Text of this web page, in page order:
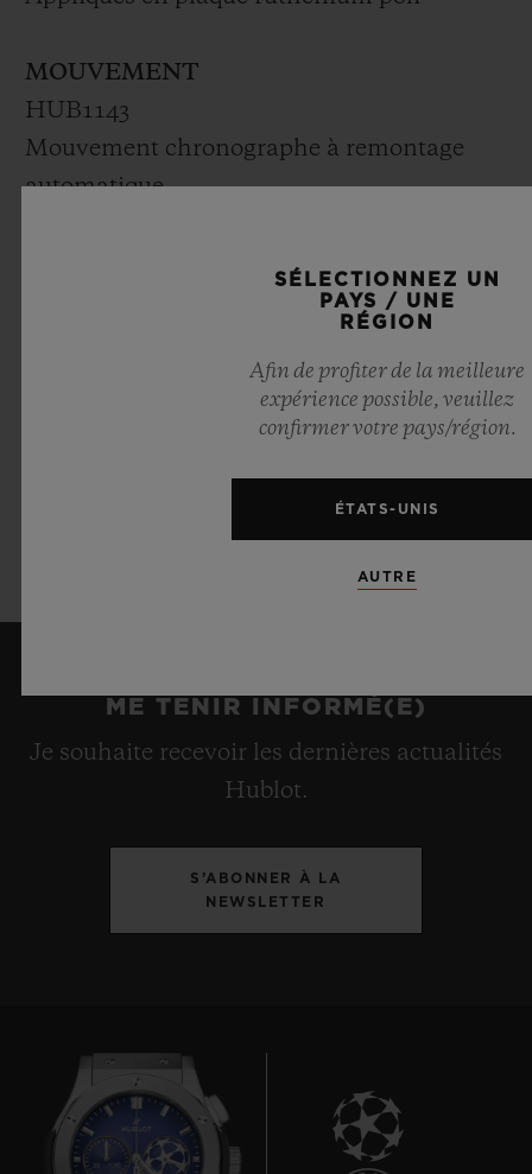
MOUVEMENT
HUB1143
Mouvement chronographe à remontage
automatique
Réserve de marche : 42 heures
BRACELET ET BOUCLE
ME TENIR INFORMÉ(E)
Je souhaite recevoir les dernières actualités
Hublot.
S’ABONNER À LA
NEWSLETTER
SÉLECTIONNEZ UN
PAYS / UNE
RÉGION
Afin de profiter de la meilleure
expérience possible, veuillez
confirmer votre pays/région.
ÉTATS-UNIS
AUTRE